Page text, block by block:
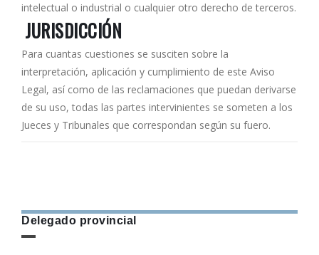
intelectual o industrial o cualquier otro derecho de terceros.
JURISDICCIÓN
Para cuantas cuestiones se susciten sobre la
interpretación, aplicación y cumplimiento de este Aviso
Legal, así como de las reclamaciones que puedan derivarse
de su uso, todas las partes intervinientes se someten a los
Jueces y Tribunales que correspondan según su fuero.
Delegado provincial